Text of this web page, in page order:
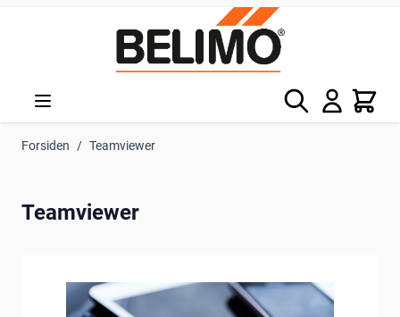
Søg Kurv
Forsiden / Teamviewer
Teamviewer